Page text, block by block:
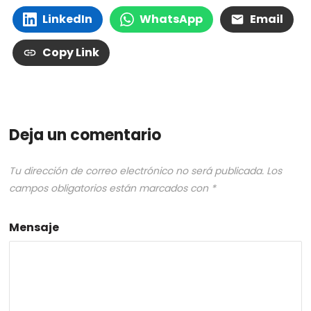
LinkedIn WhatsApp Email
Copy Link
Deja un comentario
Tu dirección de correo electrónico no será publicada. Los
campos obligatorios están marcados con *
Mensaje